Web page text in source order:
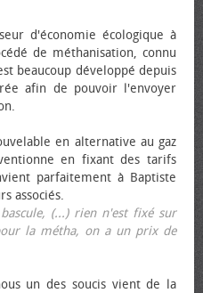
d'économie écologique à
de méthanisation, connu
beaucoup développé depuis
afin de pouvoir l'envoyer
en alternative au gaz
en fixant des tarifs
parfaitement à Baptiste
associés.
(...) rien n'est fixé sur
la métha, on a un prix de
un des soucis vient de la